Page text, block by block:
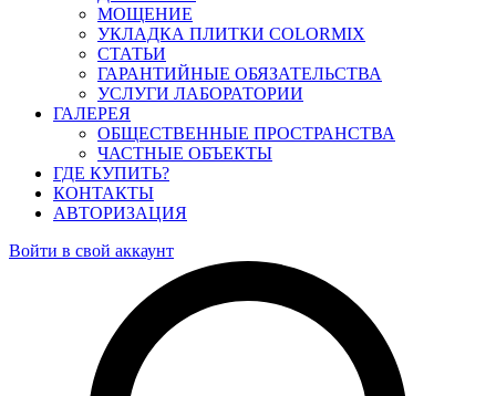
МОЩЕНИЕ
УКЛАДКА ПЛИТКИ COLORMIX
СТАТЬИ
ГАРАНТИЙНЫЕ ОБЯЗАТЕЛЬСТВА
УСЛУГИ ЛАБОРАТОРИИ
ГАЛЕРЕЯ
ОБЩЕСТВЕННЫЕ ПРОСТРАНСТВА
ЧАСТНЫЕ ОБЪЕКТЫ
ГДЕ КУПИТЬ?
КОНТАКТЫ
АВТОРИЗАЦИЯ
Войти в свой аккаунт